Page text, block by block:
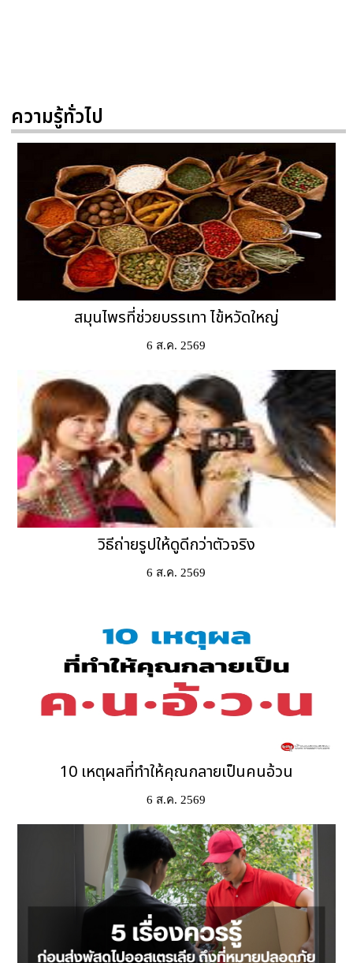
ความรู้ทั่วไป
6 ส.ค. 2569
วิธีถ่ายรูปให้ดูดีกว่าตัวจริง
6 ส.ค. 2569
10 เหตุผลที่ทำให้คุณกลายเป็นคนอ้วน
6 ส.ค. 2569